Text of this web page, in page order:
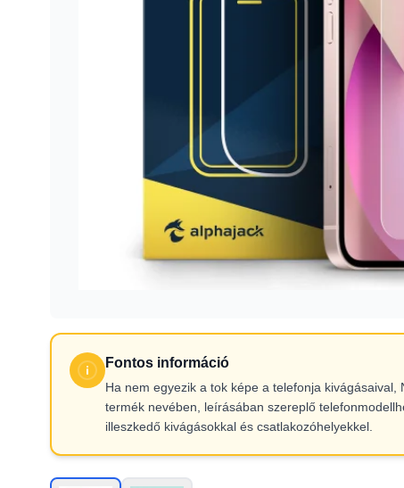
Fontos információ
Ha nem egyezik a tok képe a telefonja kivágásaival,
termék nevében, leírásában szereplő
illeszkedő kivágásokkal és csatlakozóhelyekkel.